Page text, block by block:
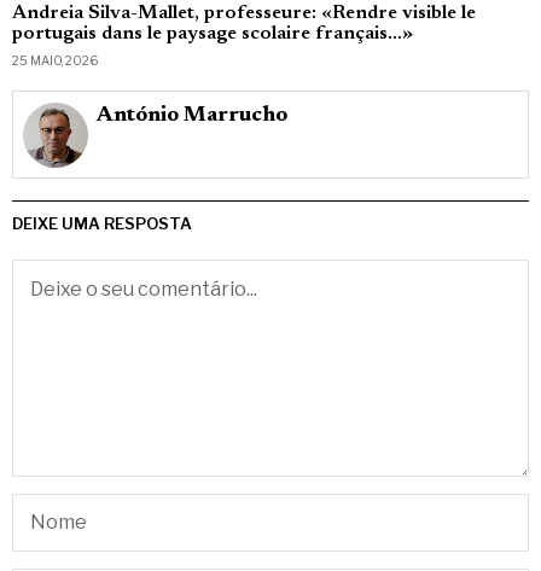
Andreia Silva-Mallet, professeure: «Rendre visible le
portugais dans le paysage scolaire français…»
25 MAIO, 2026
António Marrucho
DEIXE UMA RESPOSTA